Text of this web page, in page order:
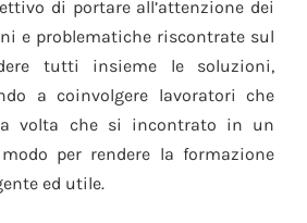
di portare all’attenzione dei
e problematiche riscontrate sul
tutti insieme le soluzioni,
a coinvolgere lavoratori che
volta che si incontrato in un
per rendere la formazione
ed utile.